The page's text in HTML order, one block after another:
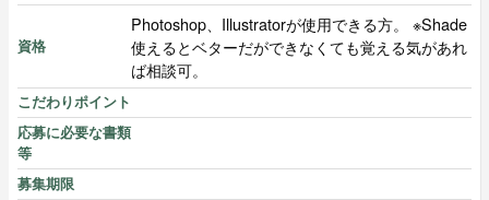
資格
Photoshop、Illustratorが使用できる方。 ※Shade
使えるとベターだができなくても覚える気があれ
ば相談可。
こだわりポイント
応募に必要な書類
等
募集期限